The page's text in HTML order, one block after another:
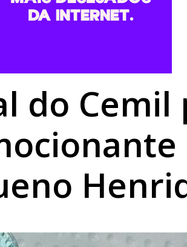
Campeonato Paranaense de
do Cemil